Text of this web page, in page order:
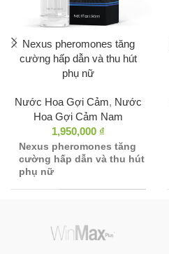
Nexus pheromones tăng
cường hấp dẫn và thu hút
phụ nữ
Nước Hoa Gợi Cảm, Nước
Hoa Gợi Cảm Nam
1,950,000 ₫
Nexus pheromones tăng
cường hấp dẫn và thu hút
phụ nữ
thu hút phụ nữ